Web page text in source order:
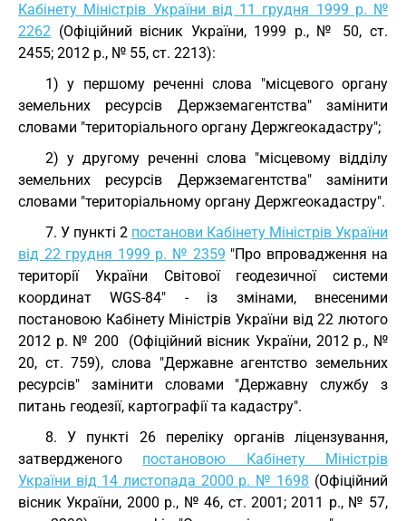
Кабінету Міністрів України від 11 грудня 1999 р. №
2262 (Офіційний вісник України, 1999 р., № 50, ст.
2455; 2012 р., № 55, ст. 2213):
1) у першому реченні слова "місцевого органу
земельних ресурсів Держземагентства" замінити
словами "територіального органу Держгеокадастру";
2) у другому реченні слова "місцевому відділу
земельних ресурсів Держземагентства" замінити
словами "територіальному органу Держгеокадастру".
7. У пункті 2 постанови Кабінету Міністрів України
від 22 грудня 1999 р. № 2359 "Про впровадження на
території України Світової геодезичної системи
координат WGS-84" - із змінами, внесеними
постановою Кабінету Міністрів України від 22 лютого
2012 р. № 200 (Офіційний вісник України, 2012 р., №
20, ст. 759), слова "Державне агентство земельних
ресурсів" замінити словами "Державну службу з
питань геодезії, картографії та кадастру".
8. У пункті 26 переліку органів ліцензування,
затвердженого постановою Кабінету Міністрів
України від 14 листопада 2000 р. № 1698 (Офіційний
вісник України, 2000 р., № 46, ст. 2001; 2011 р., № 57,